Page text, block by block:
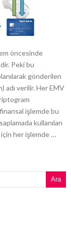
öncesinde
Peki bu
gönderilen
verilir. Her EMV
işlemde bu
kullanılan
için her işlemde …